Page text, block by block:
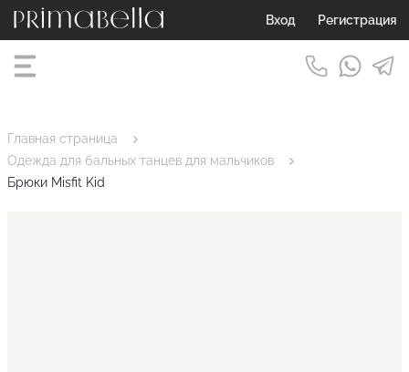
Вход Регистрация
Главная страница
Одежда для бальных танцев для мальчиков
Брюки Misfit Kid